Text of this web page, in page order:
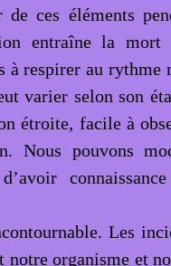
ces éléments
entraîne la mort
à respirer au rythme
varier selon son
étroite, facile à
Nous pouvons
Les
organisme et